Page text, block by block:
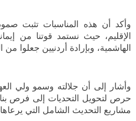
وأكد أن هذه المناسبات تثبت
الإقليم، حيث نستمد قوتنا من
الهاشمية، وبإرادة أردنيين جعلوا
وأشار إلى أن جلالته وسمو ولي
حرص لتحويل التحديات إلى فرص
مشاريع التحديث الشامل التي